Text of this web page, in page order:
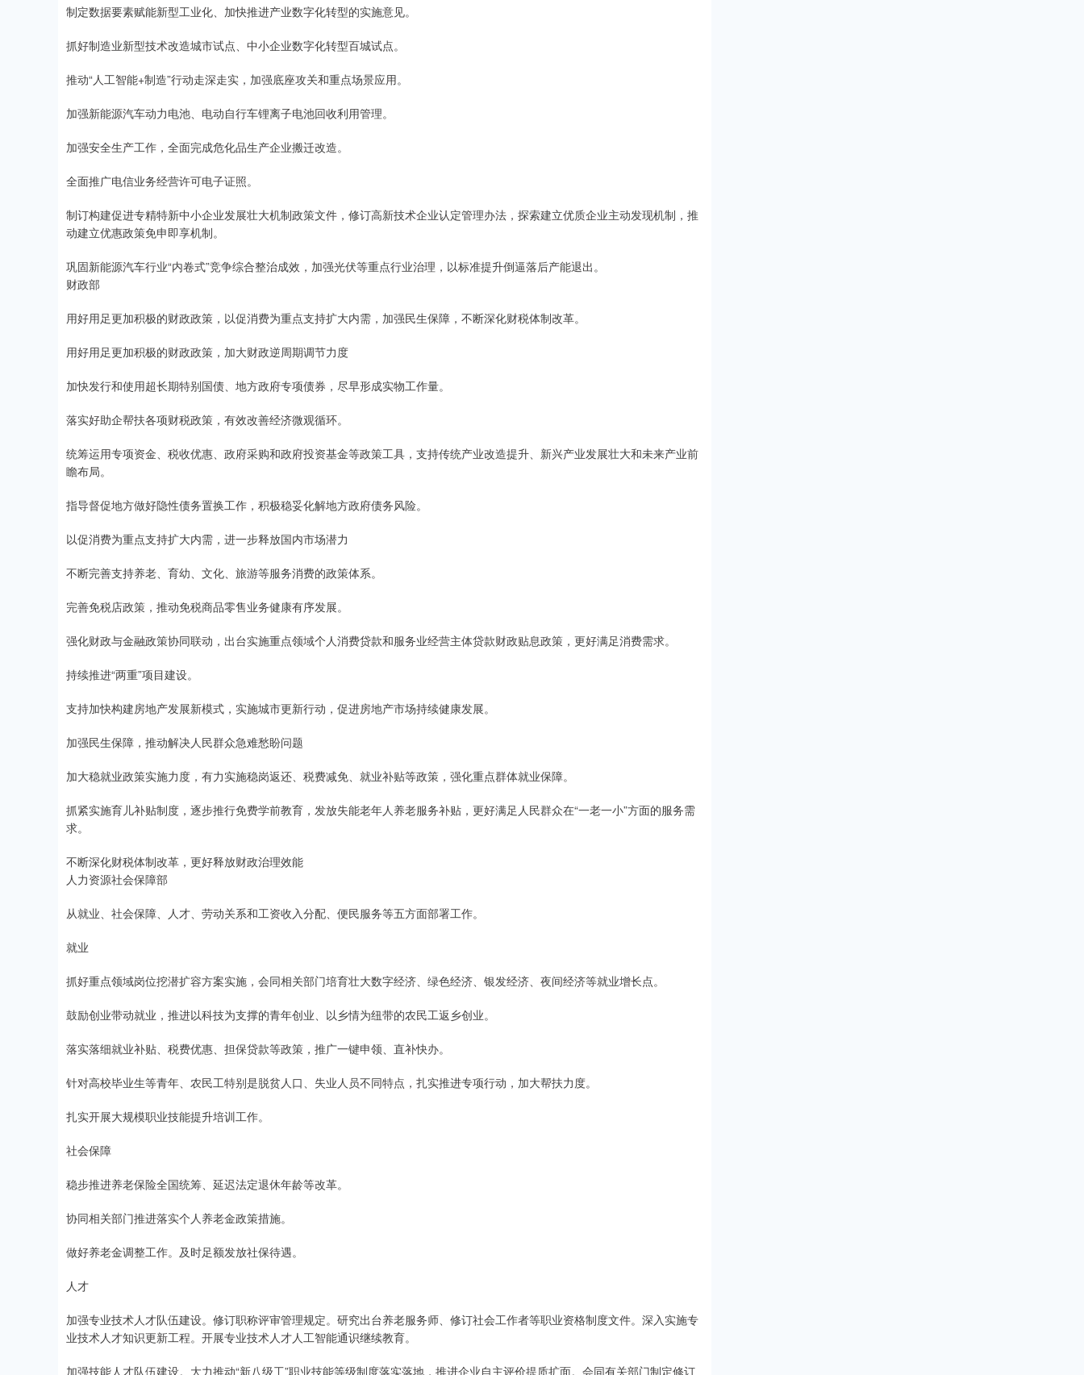
制定数据要素赋能新型工业化、加快推进产业数字化转型的实施意见。
抓好制造业新型技术改造城市试点、中小企业数字化转型百城试点。
推动“人工智能+制造”行动走深走实，加强底座攻关和重点场景应用。
加强新能源汽车动力电池、电动自行车锂离子电池回收利用管理。
加强安全生产工作，全面完成危化品生产企业搬迁改造。
全面推广电信业务经营许可电子证照。
制订构建促进专精特新中小企业发展壮大机制政策文件，修订高新技术企业认定管理办法，探索建立优质企业主动发现机制，推
动建立优惠政策免申即享机制。
巩固新能源汽车行业“内卷式”竞争综合整治成效，加强光伏等重点行业治理，以标准提升倒逼落后产能退出。
财政部
用好用足更加积极的财政政策，以促消费为重点支持扩大内需，加强民生保障，不断深化财税体制改革。
用好用足更加积极的财政政策，加大财政逆周期调节力度
加快发行和使用超长期特别国债、地方政府专项债券，尽早形成实物工作量。
落实好助企帮扶各项财税政策，有效改善经济微观循环。
统筹运用专项资金、税收优惠、政府采购和政府投资基金等政策工具，支持传统产业改造提升、新兴产业发展壮大和未来产业前
瞻布局。
指导督促地方做好隐性债务置换工作，积极稳妥化解地方政府债务风险。
以促消费为重点支持扩大内需，进一步释放国内市场潜力
不断完善支持养老、育幼、文化、旅游等服务消费的政策体系。
完善免税店政策，推动免税商品零售业务健康有序发展。
强化财政与金融政策协同联动，出台实施重点领域个人消费贷款和服务业经营主体贷款财政贴息政策，更好满足消费需求。
持续推进“两重”项目建设。
支持加快构建房地产发展新模式，实施城市更新行动，促进房地产市场持续健康发展。
加强民生保障，推动解决人民群众急难愁盼问题
加大稳就业政策实施力度，有力实施稳岗返还、税费减免、就业补贴等政策，强化重点群体就业保障。
抓紧实施育儿补贴制度，逐步推行免费学前教育，发放失能老年人养老服务补贴，更好满足人民群众在“一老一小”方面的服务需
求。
不断深化财税体制改革，更好释放财政治理效能
人力资源社会保障部
从就业、社会保障、人才、劳动关系和工资收入分配、便民服务等五方面部署工作。
就业
抓好重点领域岗位挖潜扩容方案实施，会同相关部门培育壮大数字经济、绿色经济、银发经济、夜间经济等就业增长点。
鼓励创业带动就业，推进以科技为支撑的青年创业、以乡情为纽带的农民工返乡创业。
落实落细就业补贴、税费优惠、担保贷款等政策，推广一键申领、直补快办。
针对高校毕业生等青年、农民工特别是脱贫人口、失业人员不同特点，扎实推进专项行动，加大帮扶力度。
扎实开展大规模职业技能提升培训工作。
社会保障
稳步推进养老保险全国统筹、延迟法定退休年龄等改革。
协同相关部门推进落实个人养老金政策措施。
做好养老金调整工作。及时足额发放社保待遇。
人才
加强专业技术人才队伍建设。修订职称评审管理规定。研究出台养老服务师、修订社会工作者等职业资格制度文件。深入实施专
业技术人才知识更新工程。开展专业技术人才人工智能通识继续教育。
加强技能人才队伍建设。大力推动“新八级工”职业技能等级制度落实落地，推进企业自主评价提质扩面。会同有关部门制定修订